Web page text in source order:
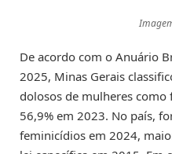
De acordo com o Anuário
2025, Minas Gerais
dolosos de mulheres
56,9% em 2023. No país,
feminicídios em 2024,